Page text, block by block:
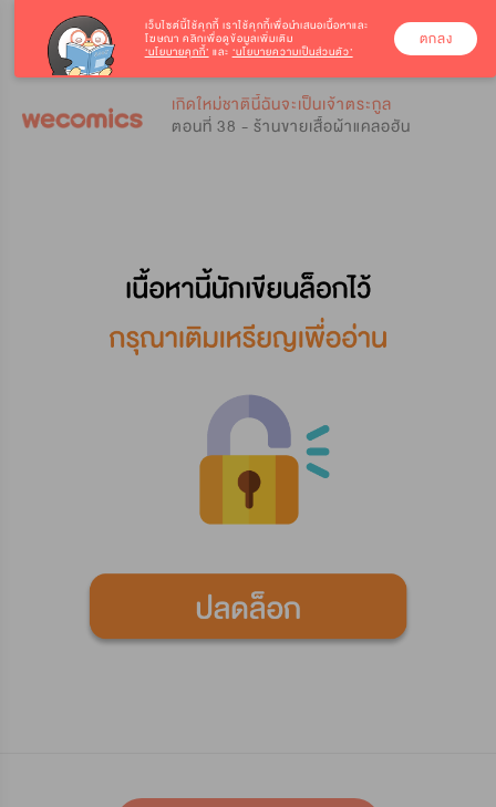
เกิดใหม่ชาตินี้ฉันจะเป็นเจ้าตระกูล
ตอนที่ 38 - ร้านขายเสื้อผ้าแคลอฮัน
เว็บไซต์นี้ใช้คุกกี้ เราใช้คุกกี้เพื่อนำเสนอเนื้อหาและ
โฆษณา คลิกเพื่อดูข้อมูลเพิ่มเติม
‘นโยบายคุกกี้’ และ ‘นโยบายความเป็นส่วนตัว’
ตกลง